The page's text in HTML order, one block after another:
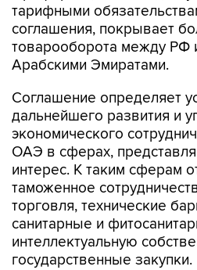
тарифными
соглашения, покрывает
товарооборота между
Арабскими Эмиратами.
Соглашение определяет
дальнейшего развития и
экономического
ОАЭ в сферах,
интерес. К таким сферам
таможенное
торговля, технические
санитарные и
интеллектуальную
государственные закупки.